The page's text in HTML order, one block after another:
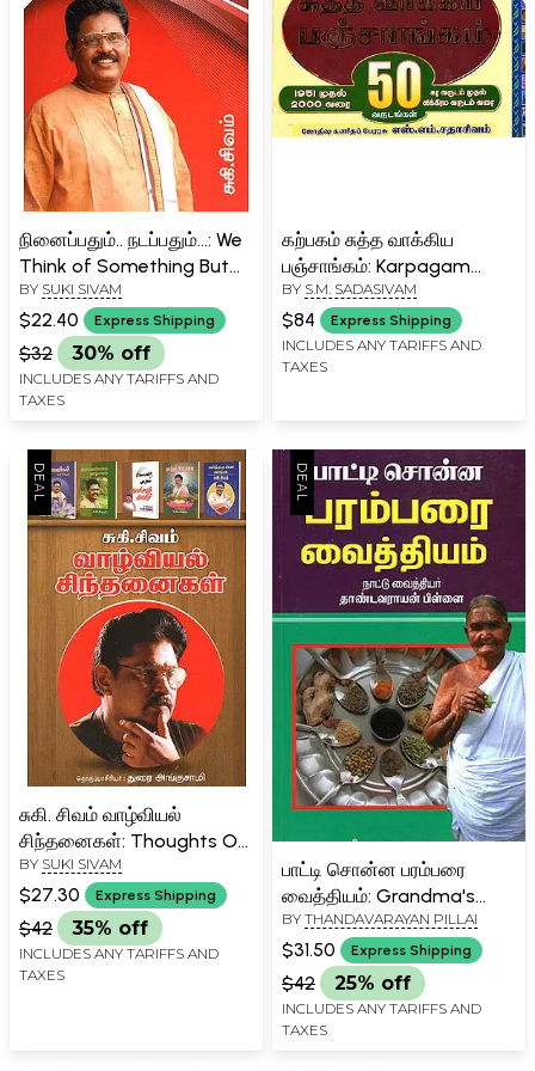
நினைப்பதும்.. நடப்பதும்...: We
Think of Something But
Something Else Happens
(Tamil)
BY SUKI SIVAM
$22.40 Express Shipping
$32 30% off
INCLUDES ANY TARIFFS AND
TAXES
கற்பகம் சுத்த வாக்கிய
பஞ்சாங்கம்: Karpagam
Vakya Panchang- 1951 to
2000 (From Kara to
Vikrama- 50 Years) -
Tamil
BY S.M. SADASIVAM
$84 Express Shipping
INCLUDES ANY TARIFFS AND
TAXES
சுகி. சிவம் வாழ்வியல்
சிந்தனைகள்: Thoughts On
Life Matters (Tamil)
BY SUKI SIVAM
$27.30 Express Shipping
$42 35% off
INCLUDES ANY TARIFFS AND
TAXES
பாட்டி சொன்ன பரம்பரை
வைத்தியம்: Grandma's
Traditional Remedies
(Tamil)
BY THANDAVARAYAN PILLAI
$31.50 Express Shipping
$42 25% off
INCLUDES ANY TARIFFS AND
TAXES